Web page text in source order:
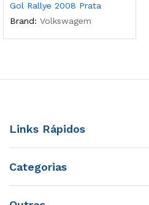
Gol Rallye 2008 Prata
Brand: Volkswagem
Links Rápidos
Categorias